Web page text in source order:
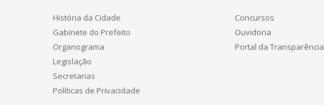
História da Cidade
Gabinete do Prefeito
Organograma
Legislação
Secretarias
Políticas de Privacidade
Concursos
Ouvidoria
Portal da Transparência